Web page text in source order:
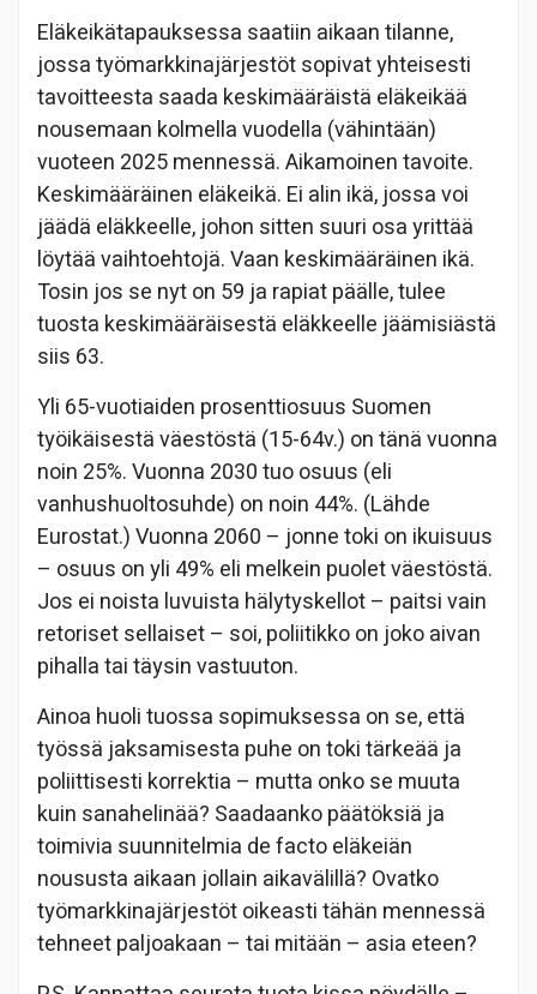
Eläkeikätapauksessa saatiin aikaan tilanne,
jossa työmarkkinajärjestöt sopivat yhteisesti
tavoitteesta saada keskimääräistä eläkeikää
nousemaan kolmella vuodella (vähintään)
vuoteen 2025 mennessä. Aikamoinen tavoite.
Keskimääräinen eläkeikä. Ei alin ikä, jossa voi
jäädä eläkkeelle, johon sitten suuri osa yrittää
löytää vaihtoehtojä. Vaan keskimääräinen ikä.
Tosin jos se nyt on 59 ja rapiat päälle, tulee
tuosta keskimääräisestä eläkkeelle jäämisiästä
siis 63.
Yli 65-vuotiaiden prosenttiosuus Suomen
työikäisestä väestöstä (15-64v.) on tänä vuonna
noin 25%. Vuonna 2030 tuo osuus (eli
vanhushuoltosuhde) on noin 44%. (Lähde
Eurostat.) Vuonna 2060 – jonne toki on ikuisuus
– osuus on yli 49% eli melkein puolet väestöstä.
Jos ei noista luvuista hälytyskellot – paitsi vain
retoriset sellaiset – soi, poliitikko on joko aivan
pihalla tai täysin vastuuton.
Ainoa huoli tuossa sopimuksessa on se, että
työssä jaksamisesta puhe on toki tärkeää ja
poliittisesti korrektia – mutta onko se muuta
kuin sanahelinää? Saadaanko päätöksiä ja
toimivia suunnitelmia de facto eläkeiän
noususta aikaan jollain aikavälillä? Ovatko
työmarkkinajärjestöt oikeasti tähän mennessä
tehneet paljoakaan – tai mitään – asia eteen?